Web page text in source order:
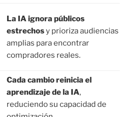
La IA ignora públicos
estrechosy prioriza audiencias
amplias para encontrar
compradores reales.
Cada cambio reinicia el
aprendizaje de la IA,
reduciendo su capacidad de